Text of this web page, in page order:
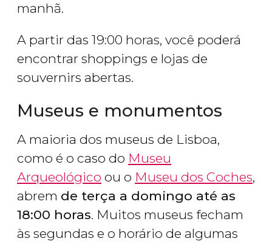
manhã.
A partir das 19:00 horas, você poderá
encontrar shoppings e lojas de
souvernirs abertas.
Museus e monumentos
A maioria dos museus de Lisboa,
como é o caso do Museu
Arqueológico ou o Museu dos Coches,
abrem de terça a domingo até as
18:00 horas. Muitos museus fecham
às segundas e o horário de algumas